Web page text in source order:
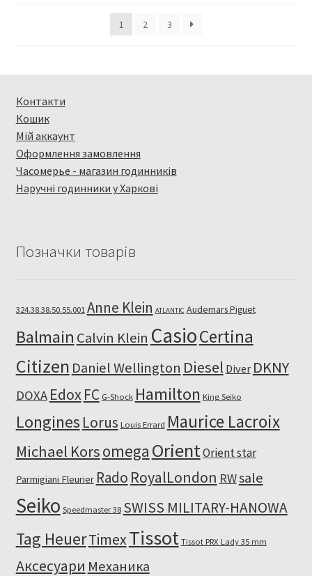
1 2 3
Контакти
Кошик
Мій аккаунт
Оформлення замовлення
Часомерье - магазин годинників
Наручні годинники у Харкові
Позначки товарів
324.38.38.50.55.001 Anne Klein ATLANTIC Audemars Piguet
Balmain Calvin Klein CasioCertina
Citizen Daniel Wellington Diesel Diver DKNY
DOXA EdoxFC G-Shock Hamilton King Seiko
Longines Lorus Louis Errard Maurice Lacroix
Michael Korsomega OrientOrient star
Parmigiani Fleurier Rado RoyalLondon RWsale
Seiko Speedmaster 38 SWISS MILITARY-HANOWA
Tag HeuerTimexTissot Tissot PRX Lady 35 mm
Аксесуари Механика